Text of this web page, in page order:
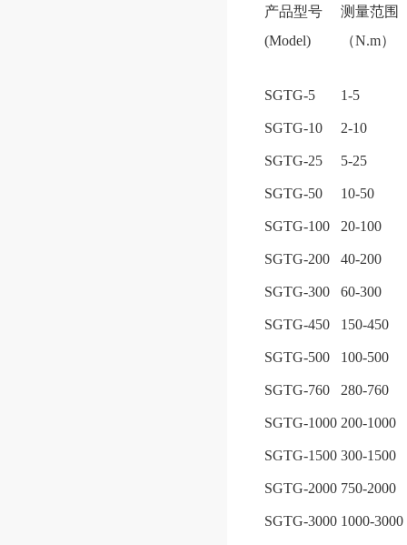
产品型号
(Model)
测量范围
（N.m）
SGTG-5 1-5
SGTG-10 2-10
SGTG-25 5-25
SGTG-50 10-50
SGTG-100 20-100
SGTG-200 40-200
SGTG-300 60-300
SGTG-450 150-450
SGTG-500 100-500
SGTG-760 280-760
SGTG-1000 200-1000
SGTG-1500 300-1500
SGTG-2000 750-2000
SGTG-3000 1000-3000